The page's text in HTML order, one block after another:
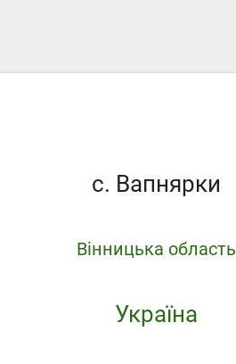
с. Вапнярки
Вінницька область
Україна